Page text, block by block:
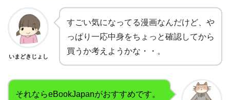
いまどきじょし
すごい気になってる漫画なんだけど、や
っぱり一応中身をちょっと確認してから
買うか考えようかな・・。
それならeBookJapanがおすすめです。